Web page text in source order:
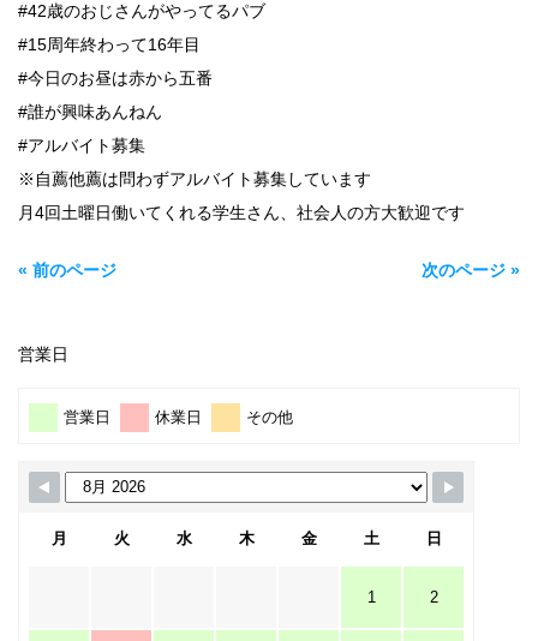
#42歳のおじさんがやってるパブ
#15周年終わって16年目
#今日のお昼は赤から五番
#誰が興味あんねん
#アルバイト募集
※自薦他薦は問わずアルバイト募集しています
月4回土曜日働いてくれる学生さん、社会人の方大歓迎です
« 前のページ 次のページ »
営業日
営業日 休業日 その他
月 火 水 木 金 土 日
1 2